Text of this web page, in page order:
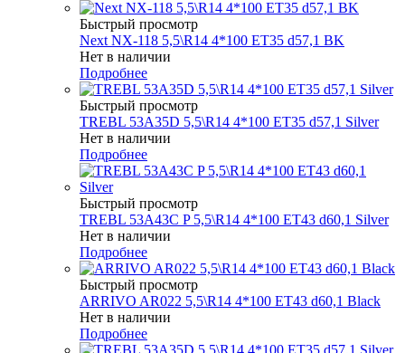
Быстрый просмотр
Next NX-118 5,5\R14 4*100 ET35 d57,1 BK
Нет в наличии
Подробнее
Быстрый просмотр
TREBL 53A35D 5,5\R14 4*100 ET35 d57,1 Silver
Нет в наличии
Подробнее
Быстрый просмотр
TREBL 53A43C P 5,5\R14 4*100 ET43 d60,1 Silver
Нет в наличии
Подробнее
Быстрый просмотр
ARRIVO AR022 5,5\R14 4*100 ET43 d60,1 Black
Нет в наличии
Подробнее